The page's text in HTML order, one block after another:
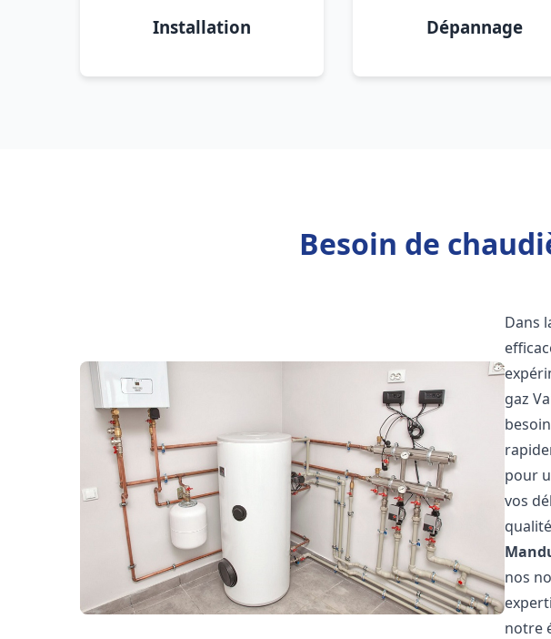
Installation Dépannage
Besoin de
Dans
gaz
pour
vos
nos
notre